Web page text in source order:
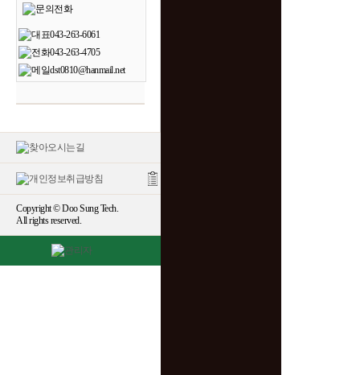
Copyright © Doo Sung Tech.
All rights reserved.